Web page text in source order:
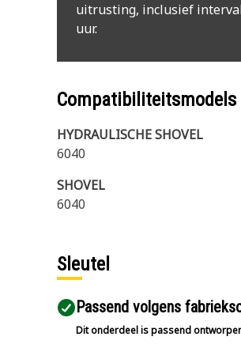
uitrusting, inclusief
uur.
Compatibiliteitsmodels
HYDRAULISCHE SHOVEL
6040
SHOVEL
6040
Sleutel
Passend volgens
Dit onderdeel is passend